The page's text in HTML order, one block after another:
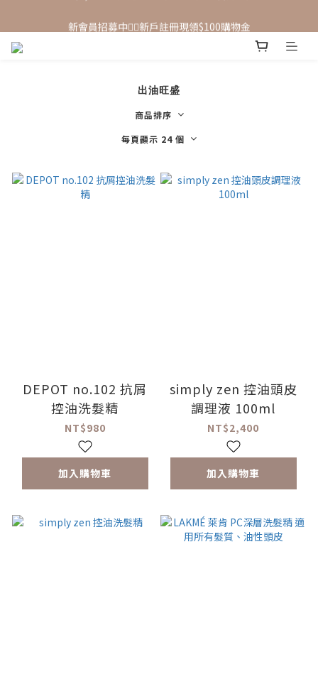
出油旺盛
商品排序
每頁顯示 24 個
DEPOT no.102 抗屑
控油洗髮精
NT$980
加入購物車
simply zen 控油頭皮
調理液 100ml
NT$2,400
加入購物車